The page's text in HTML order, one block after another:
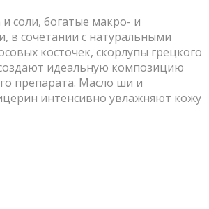
и соли, богатые макро- и
в сочетании с натуральными
косточек, скорлупы грецкого
идеальную композицию
препарата. Масло ши и
интенсивно увлажняют кожу